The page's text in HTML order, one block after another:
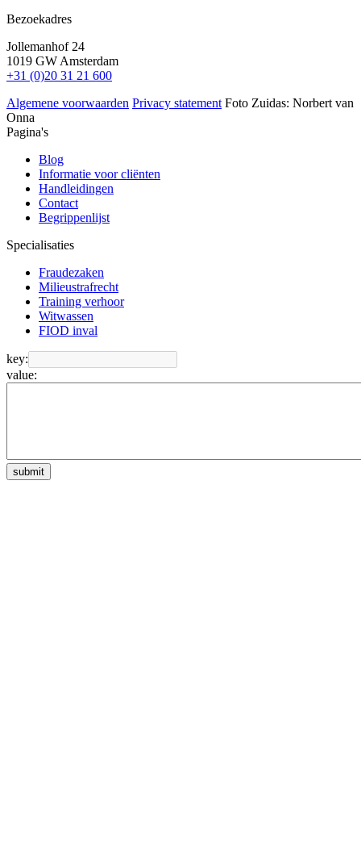
Bezoekadres
Jollemanhof 24
1019 GW Amsterdam
+31 (0)20 31 21 600
Algemene voorwaarden Privacy statement Foto Zuidas: Norbert van
Onna
Pagina's
Blog
Informatie voor cliënten
Handleidingen
Contact
Begrippenlijst
Specialisaties
Fraudezaken
Milieustrafrecht
Training verhoor
Witwassen
FIOD inval
key:
value:
submit